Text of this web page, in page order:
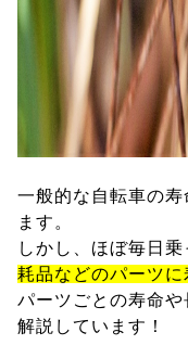
一般的な自転車の
ます。
しかし、ほぼ毎日乗
耗品などのパーツに
パーツごとの寿命
解説しています！